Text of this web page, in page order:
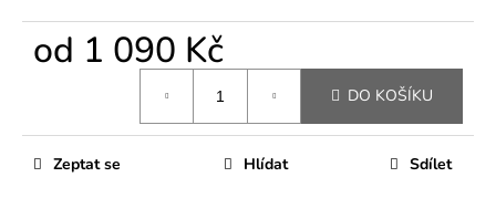
od 1 090 Kč
DO KOŠÍKU
Zeptat se Hlídat Sdílet